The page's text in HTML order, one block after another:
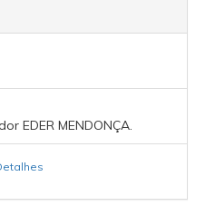
EDER MENDONÇA.